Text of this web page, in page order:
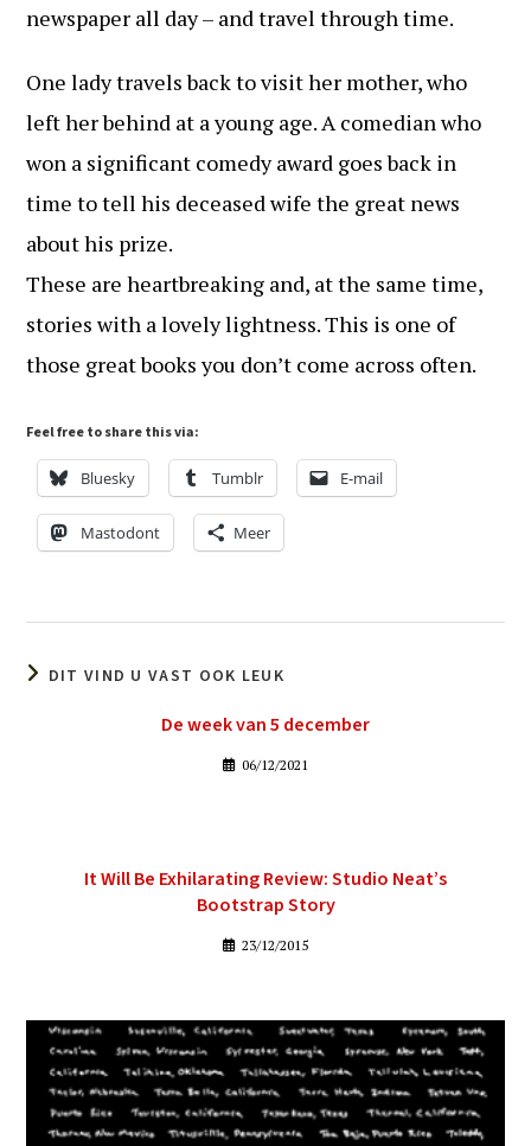
newspaper all day – and travel through time.
One lady travels back to visit her mother, who
left her behind at a young age. A comedian who
won a significant comedy award goes back in
time to tell his deceased wife the great news
about his prize.
These are heartbreaking and, at the same time,
stories with a lovely lightness. This is one of
those great books you don’t come across often.
Feel free to share this via:
Bluesky Tumblr E-mail
Mastodont Meer
DIT VIND U VAST OOK LEUK
De week van 5 december
06/12/2021
It Will Be Exhilarating Review: Studio Neat’s
Bootstrap Story
23/12/2015